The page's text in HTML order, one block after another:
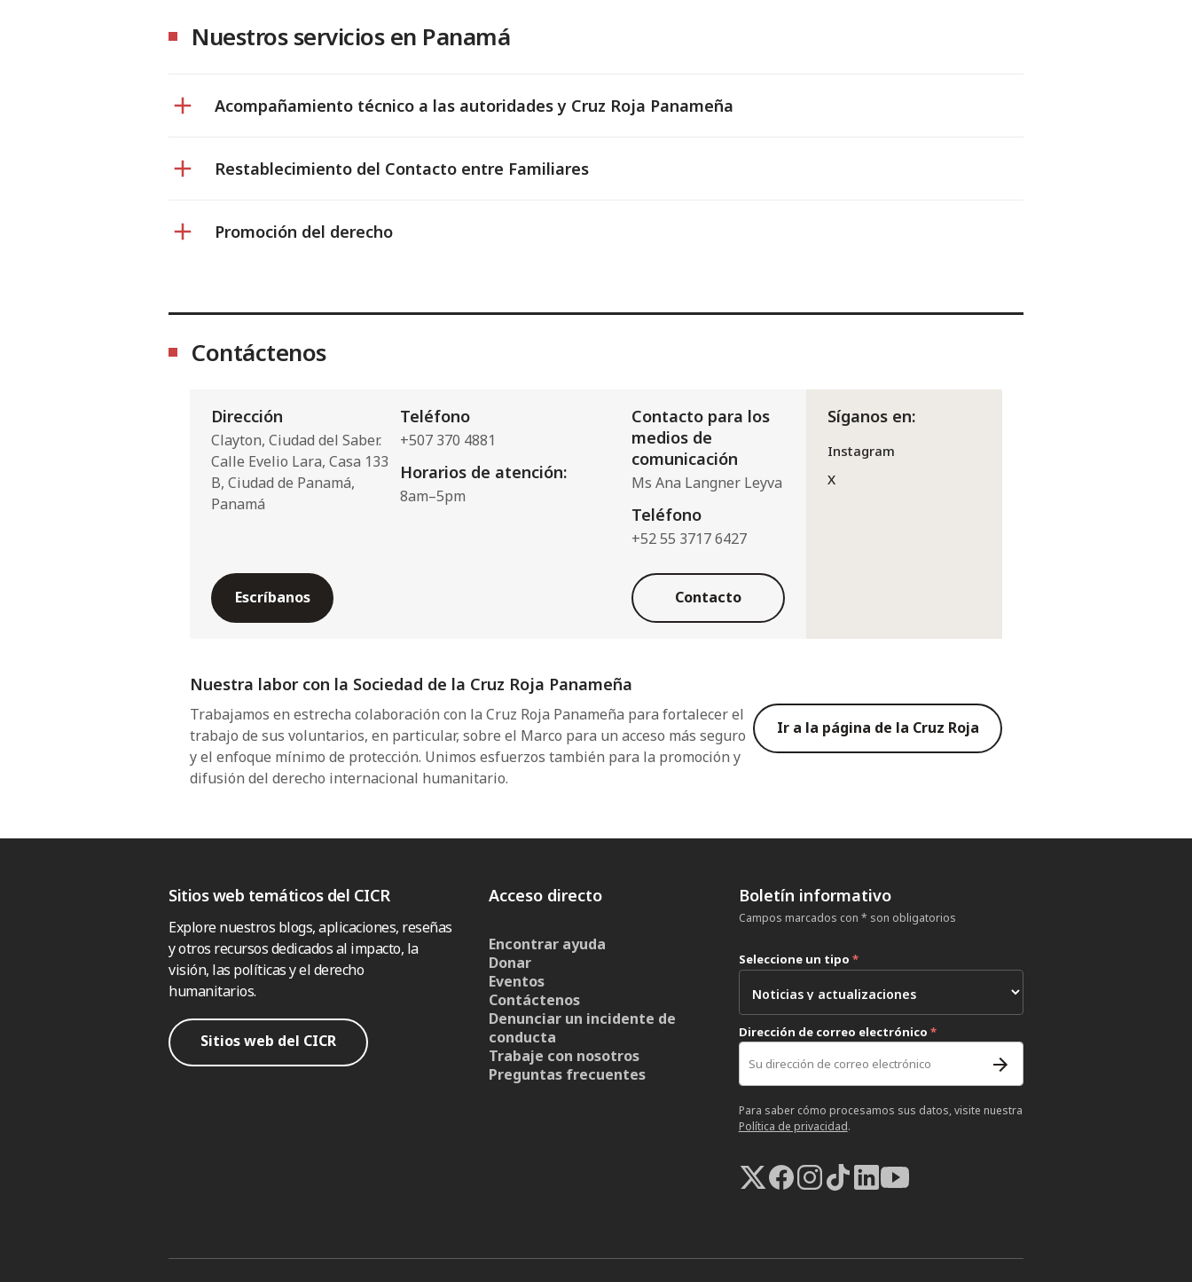
Nuestros servicios en Panamá
Acompañamiento técnico a las autoridades y Cruz Roja Panameña
Restablecimiento del Contacto entre Familiares
Promoción del derecho
Contáctenos
Dirección
Clayton, Ciudad del Saber.
Calle Evelio Lara, Casa 133
B, Ciudad de Panamá,
Panamá
Teléfono
+507 370 4881
Horarios de atención:
8am–5pm
Escríbanos
Contacto para los
medios de
comunicación
Ms Ana Langner Leyva
Teléfono
+52 55 3717 6427
Contacto
Síganos en:
Instagram
X
Nuestra labor con la Sociedad de la Cruz Roja Panameña
Trabajamos en estrecha colaboración con la Cruz Roja Panameña para fortalecer el
trabajo de sus voluntarios, en particular, sobre el Marco para un acceso más seguro
y el enfoque mínimo de protección. Unimos esfuerzos también para la promoción y
difusión del derecho internacional humanitario.
Ir a la página de la Cruz Roja
Sitios web temáticos del CICR
Explore nuestros blogs, aplicaciones, reseñas
y otros recursos dedicados al impacto, la
visión, las políticas y el derecho
humanitarios.
Sitios web del CICR
Acceso directo
Encontrar ayuda
Donar
Eventos
Contáctenos
Denunciar un incidente de
conducta
Trabaje con nosotros
Preguntas frecuentes
Boletín informativo
Campos marcados con * son obligatorios
Seleccione un tipo *
Dirección de correo electrónico *
Para saber cómo procesamos sus datos, visite nuestra
Política de privacidad.